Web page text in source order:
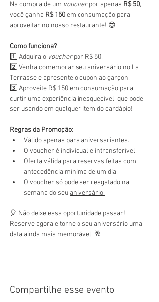
Na compra de um voucher por apenas R$ 50,
você ganha R$ 150 em consumação para
aproveitar no nosso restaurante! 😍
Como funciona?
1️⃣ Adquira o voucher por R$ 50.
2️⃣ Venha comemorar seu aniversário no La
Terrasse e apresente o cupon ao garçon.
3️⃣ Aproveite R$ 150 em consumação para
curtir uma experiência inesquecível, que pode
ser usando em qualquer item do cardápio!
Regras da Promoção:
Válido apenas para aniversariantes.
O voucher é individual e intransferível.
Oferta válida para reservas feitas com
antecedência mínima de um dia.
O voucher só pode ser resgatado na
semana do seu aniversário.
🎈 Não deixe essa oportunidade passar!
Reserve agora e torne o seu aniversário uma
data ainda mais memorável. 🥂
Compartilhe esse evento